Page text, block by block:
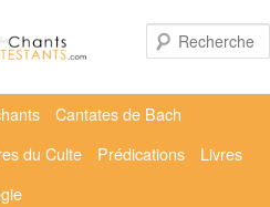
Cantates de Bach
du Culte Prédications
Livres